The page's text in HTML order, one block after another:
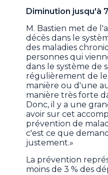
Diminution jusqu'à
M. Bastien met de
décès dans le
des maladies
personnes qui
dans le système de
régulièrement de
manière ou d'une
manière très forte
Donc, il y a une
avoir sur cet
prévention de
c'est ce que
justement.»
La prévention
moins de 3 % des